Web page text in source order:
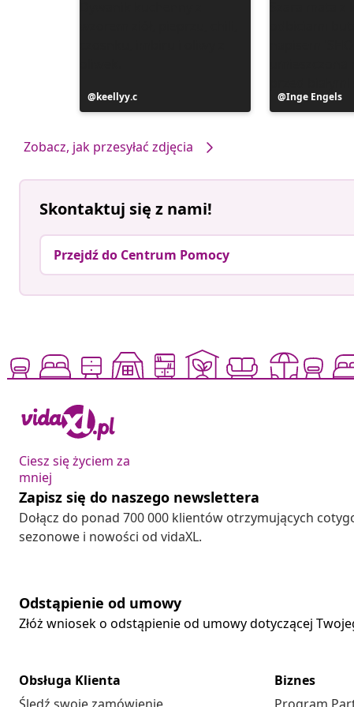
Post
opublikowany
keellyy.c
Post
opublikowany
Inge Engels
Zobacz, jak przesyłać zdjęcia
Skontaktuj się z nami!
Przejdź do Centrum Pomocy
Ciesz się życiem za
mniej
Zapisz się do naszego newslettera
Dołącz do ponad 700 000 klientów otrzymujących
sezonowe i nowości od vidaXL.
Odstąpienie od umowy
Złóż wniosek o odstąpienie od umowy dotyczącej
Obsługa Klienta
Biznes